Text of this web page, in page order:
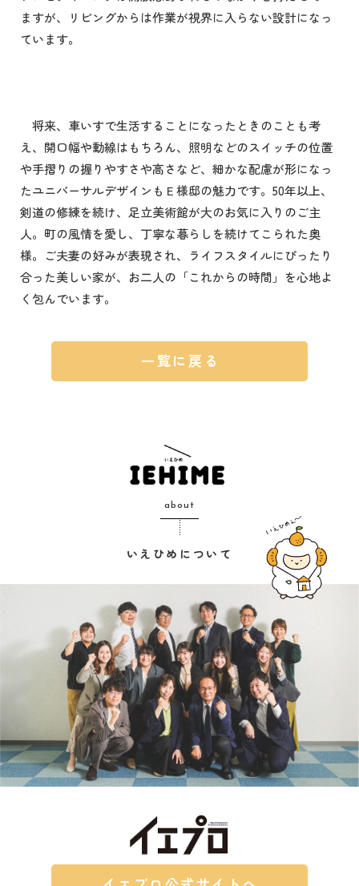
ますが、リビングからは作業が視界に入らない設計になっ
ています。
将来、車いすで生活することになったときのことも考
え、開口幅や動線はもちろん、照明などのスイッチの位置
や手摺りの握りやすさや高さなど、細かな配慮が形になっ
たユニバーサルデザインもＥ様邸の魅力です。50年以上、
剣道の修練を続け、足立美術館が大のお気に入りのご主
人。町の風情を愛し、丁寧な暮らしを続けてこられた奥
様。ご夫妻の好みが表現され、ライフスタイルにぴったり
合った美しい家が、お二人の「これからの時間」を心地よ
く包んでいます。
一覧に戻る
about
いえひめについて